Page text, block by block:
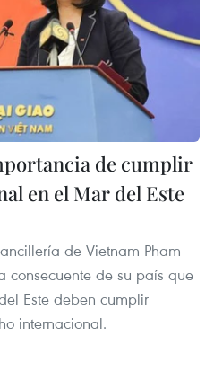
de cumplir
en el Mar del Este
de Vietnam Pham
consecuente de su país que
Este deben cumplir
internacional.